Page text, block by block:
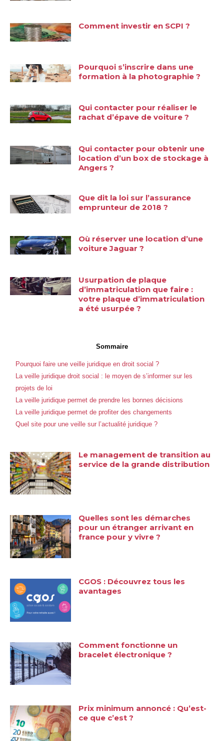
Comment investir en SCPI ?
Pourquoi s’inscrire dans une
formation à la photographie ?
Qui contacter pour réaliser le
rachat d’épave de voiture ?
Qui contacter pour obtenir une
location d’un box de stockage à
Angers ?
Que dit la loi sur l’assurance
emprunteur de 2018 ?
Où réserver une location d’une
voiture Jaguar ?
Usurpation de plaque
d’immatriculation que faire :
votre plaque d’immatriculation
a été usurpée ?
Sommaire
Pourquoi faire une veille juridique en droit social ?
La veille juridique droit social : le moyen de s’informer sur les
projets de loi
La veille juridique permet de prendre les bonnes décisions
La veille juridique permet de profiter des changements
Quel site pour une veille sur l’actualité juridique ?
Le management de transition au
service de la grande distribution
Quelles sont les démarches
pour un étranger arrivant en
france pour y vivre ?
CGOS : Découvrez tous les
avantages
Comment fonctionne un
bracelet électronique ?
Prix minimum annoncé : Qu’est-
ce que c’est ?